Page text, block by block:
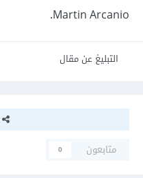
Martin Arcanio.
التبليغ عن مقال
متابعون
0